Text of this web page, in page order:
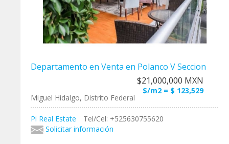
Departamento en Venta en Polanco V Seccion
$21,000,000 MXN
$/m2 = $ 123,529
Miguel Hidalgo, Distrito Federal
Pi Real Estate
Tel/Cel: +525630755620
Solicitar información